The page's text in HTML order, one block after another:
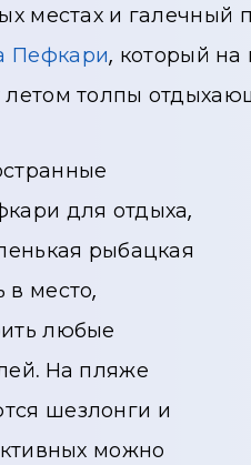
местах и ​​галечный
Пефкари, который
летом толпы
для отдыха,
рыбацкая
в место,
любые
На пляже
шезлонги и
можно